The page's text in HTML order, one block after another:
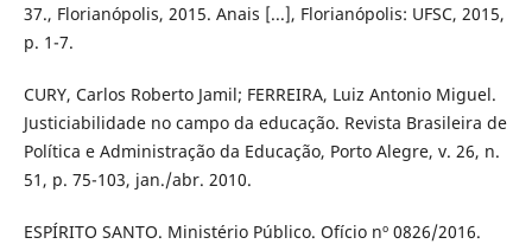
37., Florianópolis, 2015. Anais [...], Florianópolis: UFSC, 2015,
p. 1-7.
CURY, Carlos Roberto Jamil; FERREIRA, Luiz Antonio Miguel.
Justiciabilidade no campo da educação. Revista Brasileira de
Política e Administração da Educação, Porto Alegre, v. 26, n.
51, p. 75-103, jan./abr. 2010.
ESPÍRITO SANTO. Ministério Público. Ofício nº 0826/2016.